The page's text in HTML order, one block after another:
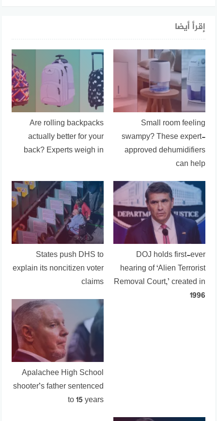
إقرأ أيضا
Small room feeling
swampy? These expert-
approved dehumidifiers
can help
Are rolling backpacks
actually better for your
back? Experts weigh in
DOJ holds first-ever
hearing of ‘Alien Terrorist
Removal Court,’ created in
1996
States push DHS to
explain its noncitizen voter
claims
Apalachee High School
shooter’s father sentenced
to 15 years